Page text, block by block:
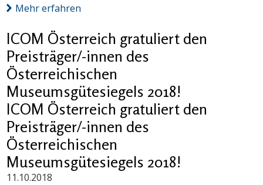
Mehr erfahren
ICOM Österreich gratuliert den
Preisträger/-innen des
Österreichischen
Museumsgütesiegels 2018!
ICOM Österreich gratuliert den
Preisträger/-innen des
Österreichischen
Museumsgütesiegels 2018!
11.10.2018